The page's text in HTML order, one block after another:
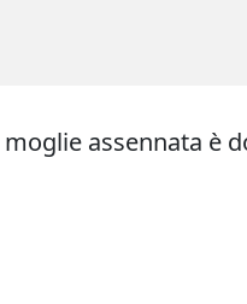
assennata è